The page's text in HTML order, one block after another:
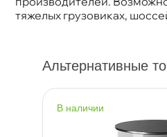
тяжелых грузовиках,
Альтернативные
наличии